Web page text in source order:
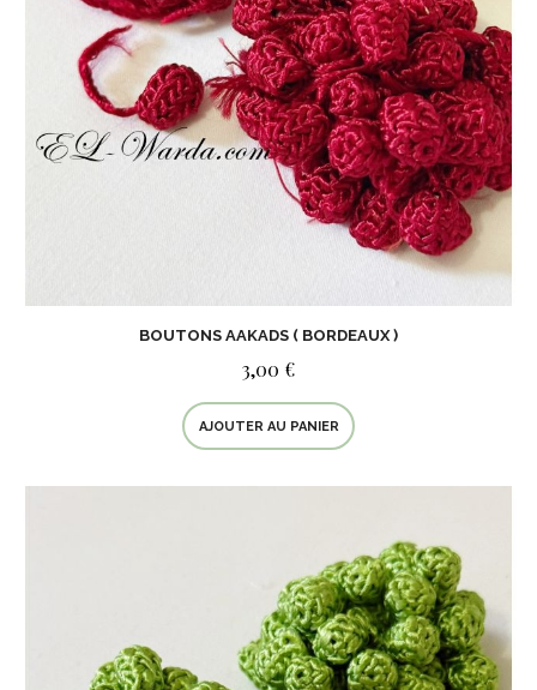
BOUTONS AAKADS ( BORDEAUX )
3,00 €
AJOUTER AU PANIER